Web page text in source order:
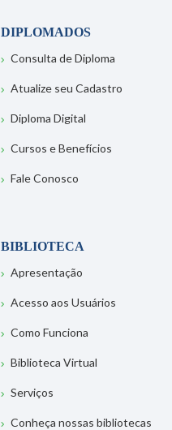
DIPLOMADOS
Consulta de Diploma
Atualize seu Cadastro
Diploma Digital
Cursos e Benefícios
Fale Conosco
BIBLIOTECA
Apresentação
Acesso aos Usuários
Como Funciona
Biblioteca Virtual
Serviços
Conheça nossas bibliotecas